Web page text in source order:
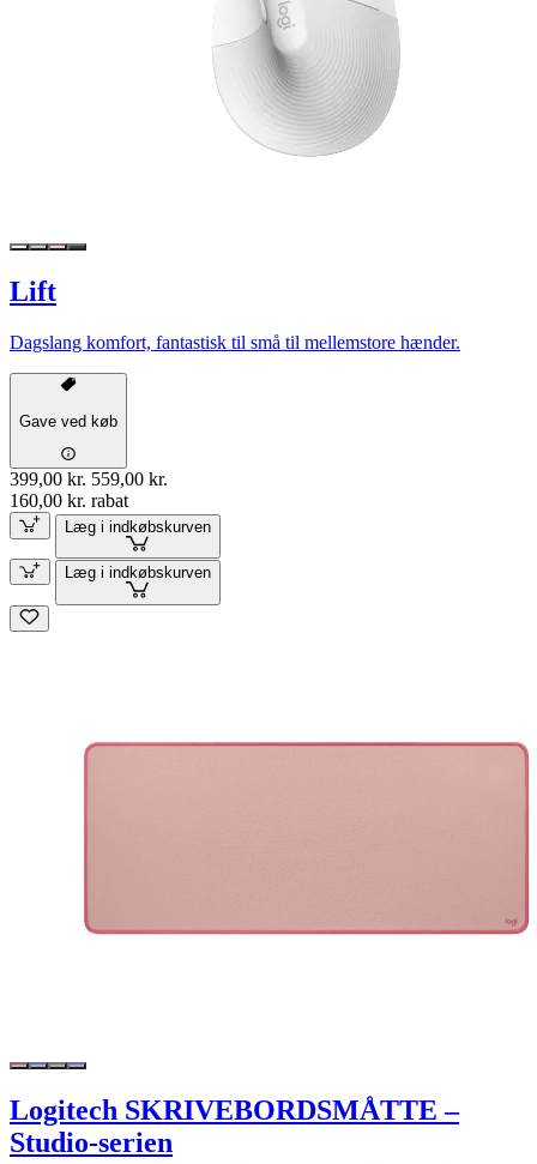
Lift
Dagslang komfort, fantastisk til små til mellemstore hænder.
Gave ved køb
399,00 kr. 559,00 kr.
160,00 kr. rabat
Læg i indkøbskurven
Læg i indkøbskurven
Logitech SKRIVEBORDSMÅTTE –
Studio-serien